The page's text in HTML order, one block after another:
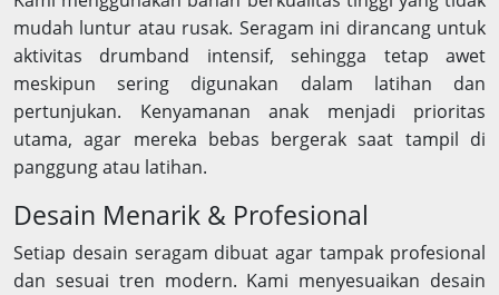
mudah luntur atau rusak. Seragam ini dirancang untuk
aktivitas drumband intensif, sehingga tetap awet
meskipun sering digunakan dalam latihan dan
pertunjukan. Kenyamanan anak menjadi prioritas
utama, agar mereka bebas bergerak saat tampil di
panggung atau latihan.
Desain Menarik & Profesional
Setiap desain seragam dibuat agar tampak profesional
dan sesuai tren modern. Kami menyesuaikan desain